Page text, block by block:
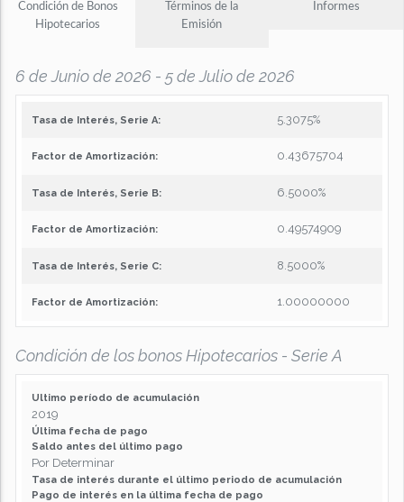
Condición de Bonos
Hipotecarios
Términos de la
Emisión
Informes
6 de Junio de 2026 - 5 de Julio de 2026
Tasa de Interés, Serie A: 5.3075%
Factor de Amortización: 0.43675704
Tasa de Interés, Serie B: 6.5000%
Factor de Amortización: 0.49574909
Tasa de Interés, Serie C: 8.5000%
Factor de Amortización: 1.00000000
Condición de los bonos Hipotecarios - Serie A
Ultimo período de acumulación
2019
Última fecha de pago
Saldo antes del último pago
Por Determinar
Tasa de interés durante el último periodo de acumulación
Pago de interés en la última fecha de pago